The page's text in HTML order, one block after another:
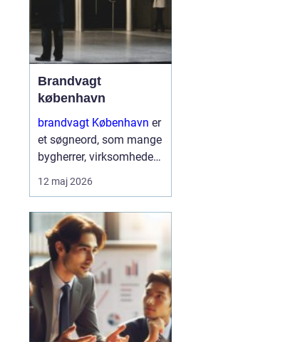
Brandvagt
københavn
brandvagt København er
et søgneord, som mange
bygherrer, virksomheder
og arrangører søger på,
når de skal sikre arbejde
større events i
hovedstadsområdet.
Brandvagter...
12 maj 2026